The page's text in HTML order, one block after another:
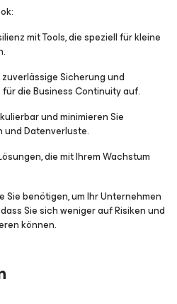
mit Tools, die speziell für kleine
Sicherung und
die Business Continuity auf.
und minimieren Sie
Datenverluste.
die mit Ihrem Wachstum
Sie benötigen, um Ihr Unternehmen
Sie sich weniger auf Risiken und
können.